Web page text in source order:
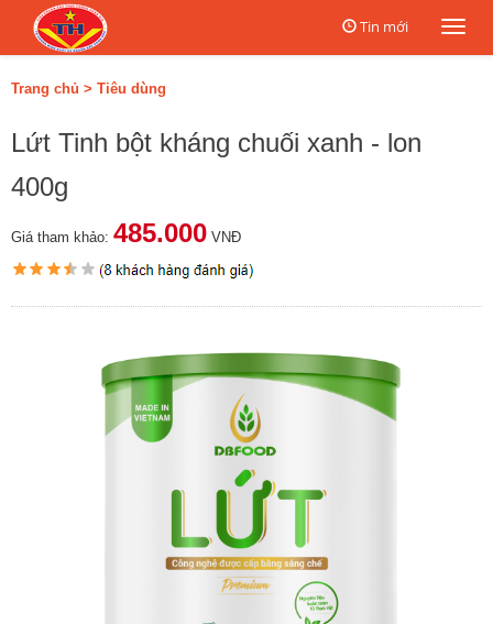
Tin mới
Trang chủ > Tiêu dùng
Lứt Tinh bột kháng chuối xanh - lon
400g
Giá tham khảo: 485.000 VNĐ